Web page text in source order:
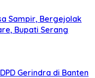
Sampir, Bergejolak
Bupati Serang
Gerindra di Banten